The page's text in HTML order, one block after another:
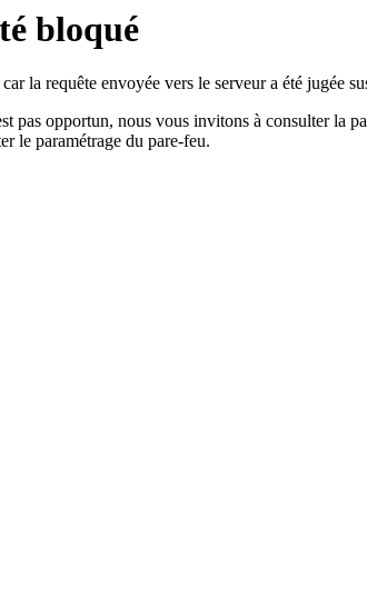
bloqué
la requête envoyée vers le serveur a été jugée
pas opportun, nous vous invitons à consulter la
le paramétrage du pare-feu.